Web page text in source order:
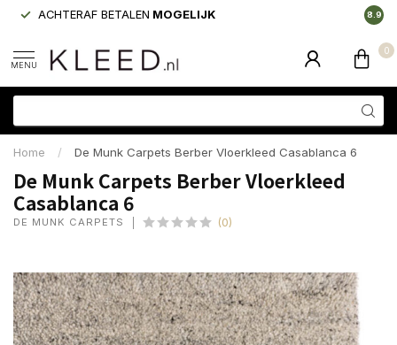
ACHTERAF BETALEN MOGELIJK 8.9
MENU
0
Home / De Munk Carpets Berber Vloerkleed Casablanca 6
De Munk Carpets Berber Vloerkleed
Casablanca 6
DE MUNK CARPETS (0)